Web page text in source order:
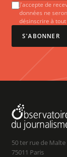
J'accepte de
données ne
désinscrire à
S'ABONNER
50 ter rue de Malte
75011 Paris